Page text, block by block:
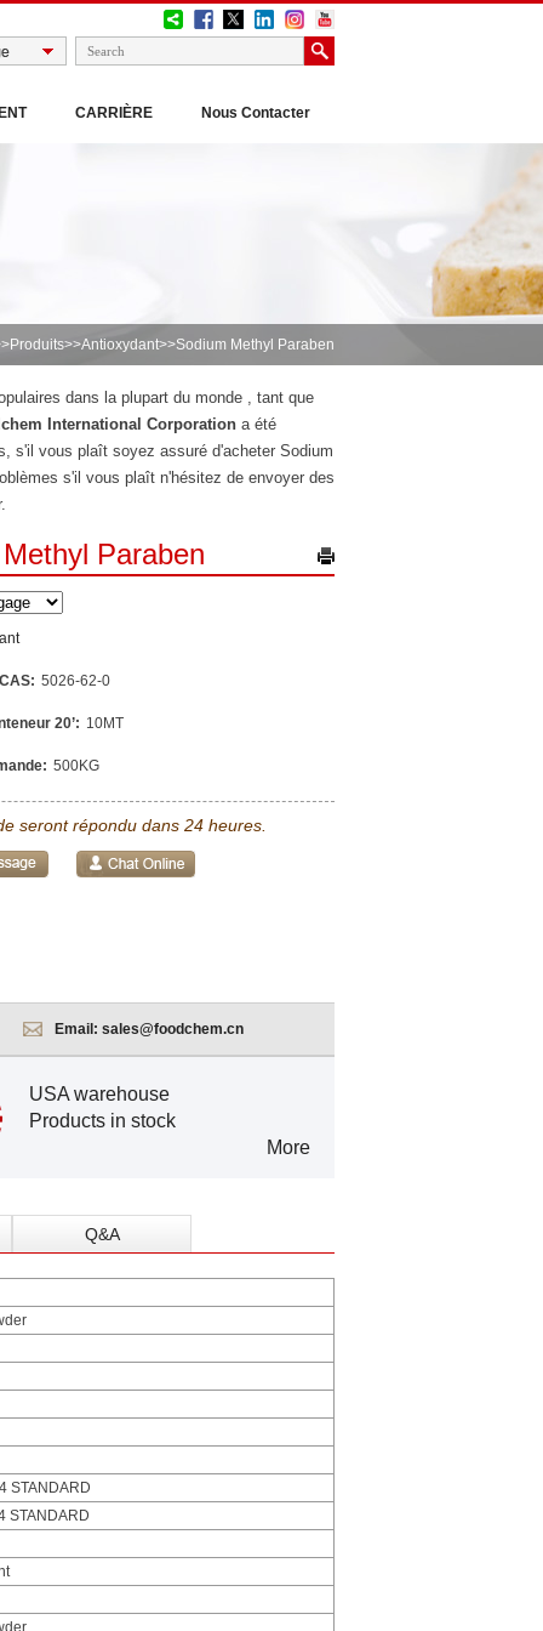
CARRIÈRE Nous Contacter
Produits>>Antioxydant>>Sodium Methyl Paraben
dans la plupart du monde , tant que
International Corporation a été
s'il vous plaît soyez assuré d'acheter Sodium
s'il vous plaît n'hésitez de envoyer des
Paraben
5026-62-0
20’: 10MT
500KG
seront répondu dans 24 heures.
Email: sales@foodchem.cn
USA warehouse
Products in stock
More
Q&A
STANDARD
STANDARD